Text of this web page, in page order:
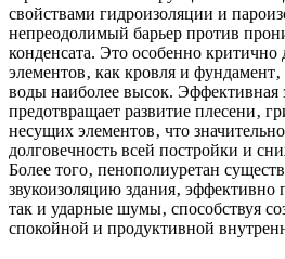
свойствами гидроизоляции и
непреодолимый барьер против
конденсата. Это особенно критично
элементов‚ как кровля и фундамент‚
воды наиболее высок. Эффективная
предотвращает развитие плесени‚
несущих элементов‚ что
долговечность всей постройки и
Более того‚ пенополиуретан
звукоизоляцию здания‚ эффективно
так и ударные шумы‚ способствуя
спокойной и продуктивной